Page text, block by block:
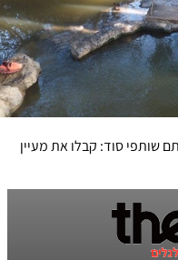
סוד: קבלו את מעיין